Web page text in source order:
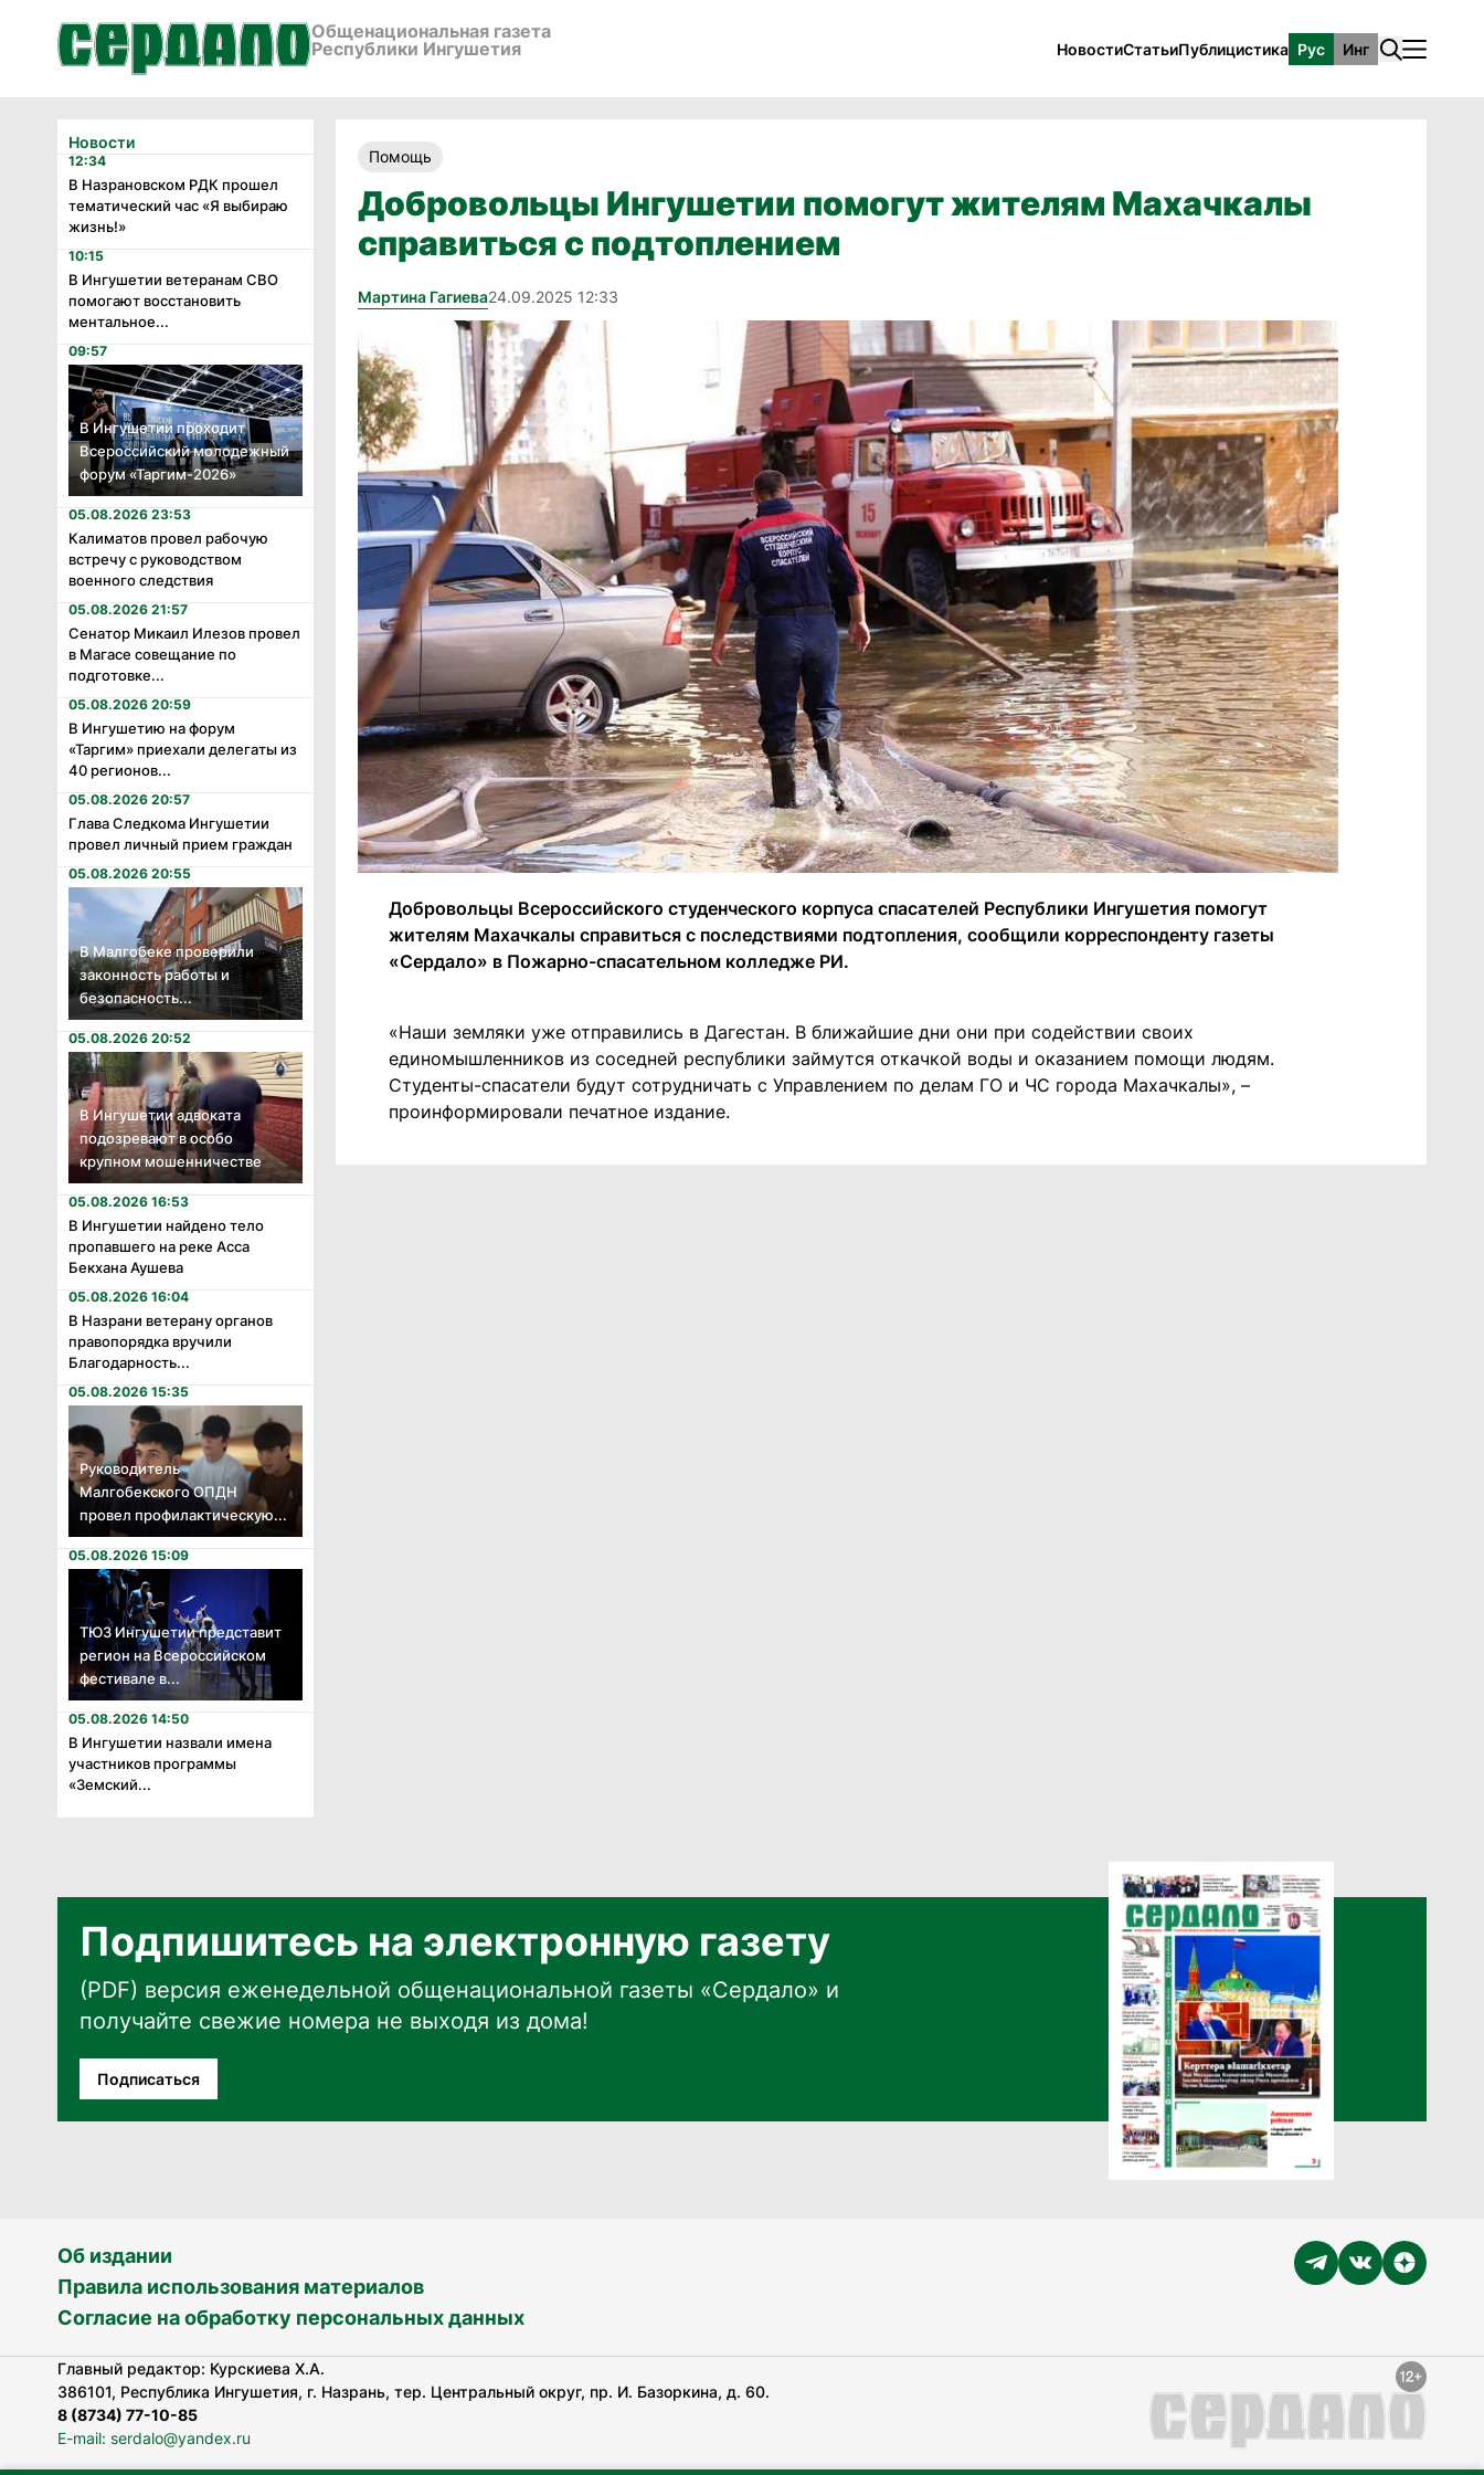
Общенациональная газета
Республики Ингушетия
НовостиСтатьиПублицистика Рус Инг
Новости
12:34
В Назрановском РДК прошел
тематический час «Я выбираю
жизнь!»
10:15
В Ингушетии ветеранам СВО
помогают восстановить
ментальное...
09:57
В Ингушетии проходит
Всероссийский молодежный
форум «Таргим-2026»
05.08.2026 23:53
Калиматов провел рабочую
встречу с руководством
военного следствия
05.08.2026 21:57
Сенатор Микаил Илезов провел
в Магасе совещание по
подготовке...
05.08.2026 20:59
В Ингушетию на форум
«Таргим» приехали делегаты из
40 регионов...
05.08.2026 20:57
Глава Следкома Ингушетии
провел личный прием граждан
05.08.2026 20:55
В Малгобеке проверили
законность работы и
безопасность...
05.08.2026 20:52
В Ингушетии адвоката
подозревают в особо
крупном мошенничестве
05.08.2026 16:53
В Ингушетии найдено тело
пропавшего на реке Асса
Бекхана Аушева
05.08.2026 16:04
В Назрани ветерану органов
правопорядка вручили
Благодарность...
05.08.2026 15:35
Руководитель
Малгобекского ОПДН
провел профилактическую...
05.08.2026 15:09
ТЮЗ Ингушетии представит
регион на Всероссийском
фестивале в...
05.08.2026 14:50
В Ингушетии назвали имена
участников программы
«Земский...
Помощь
Добровольцы Ингушетии помогут жителям Махачкалы
справиться с подтоплением
Мартина Гагиева24.09.2025 12:33
Добровольцы Всероссийского студенческого корпуса спасателей Республики Ингушетия помогут
жителям Махачкалы справиться с последствиями подтопления, сообщили корреспонденту газеты
«Сердало» в Пожарно-спасательном колледже РИ.
«Наши земляки уже отправились в Дагестан. В ближайшие дни они при содействии своих
единомышленников из соседней республики займутся откачкой воды и оказанием помощи людям.
Студенты-спасатели будут сотрудничать с Управлением по делам ГО и ЧС города Махачкалы», –
проинформировали печатное издание.
Подпишитесь на электронную газету
(PDF) версия еженедельной общенациональной газеты «Сердало» и
получайте свежие номера не выходя из дома!
Подписаться
Об издании
Правила использования материалов
Согласие на обработку персональных данных
Главный редактор: Курскиева Х.А.
386101, Республика Ингушетия, г. Назрань, тер. Центральный округ, пр. И. Базоркина, д. 60.
8 (8734) 77-10-85
E-mail: serdalo@yandex.ru